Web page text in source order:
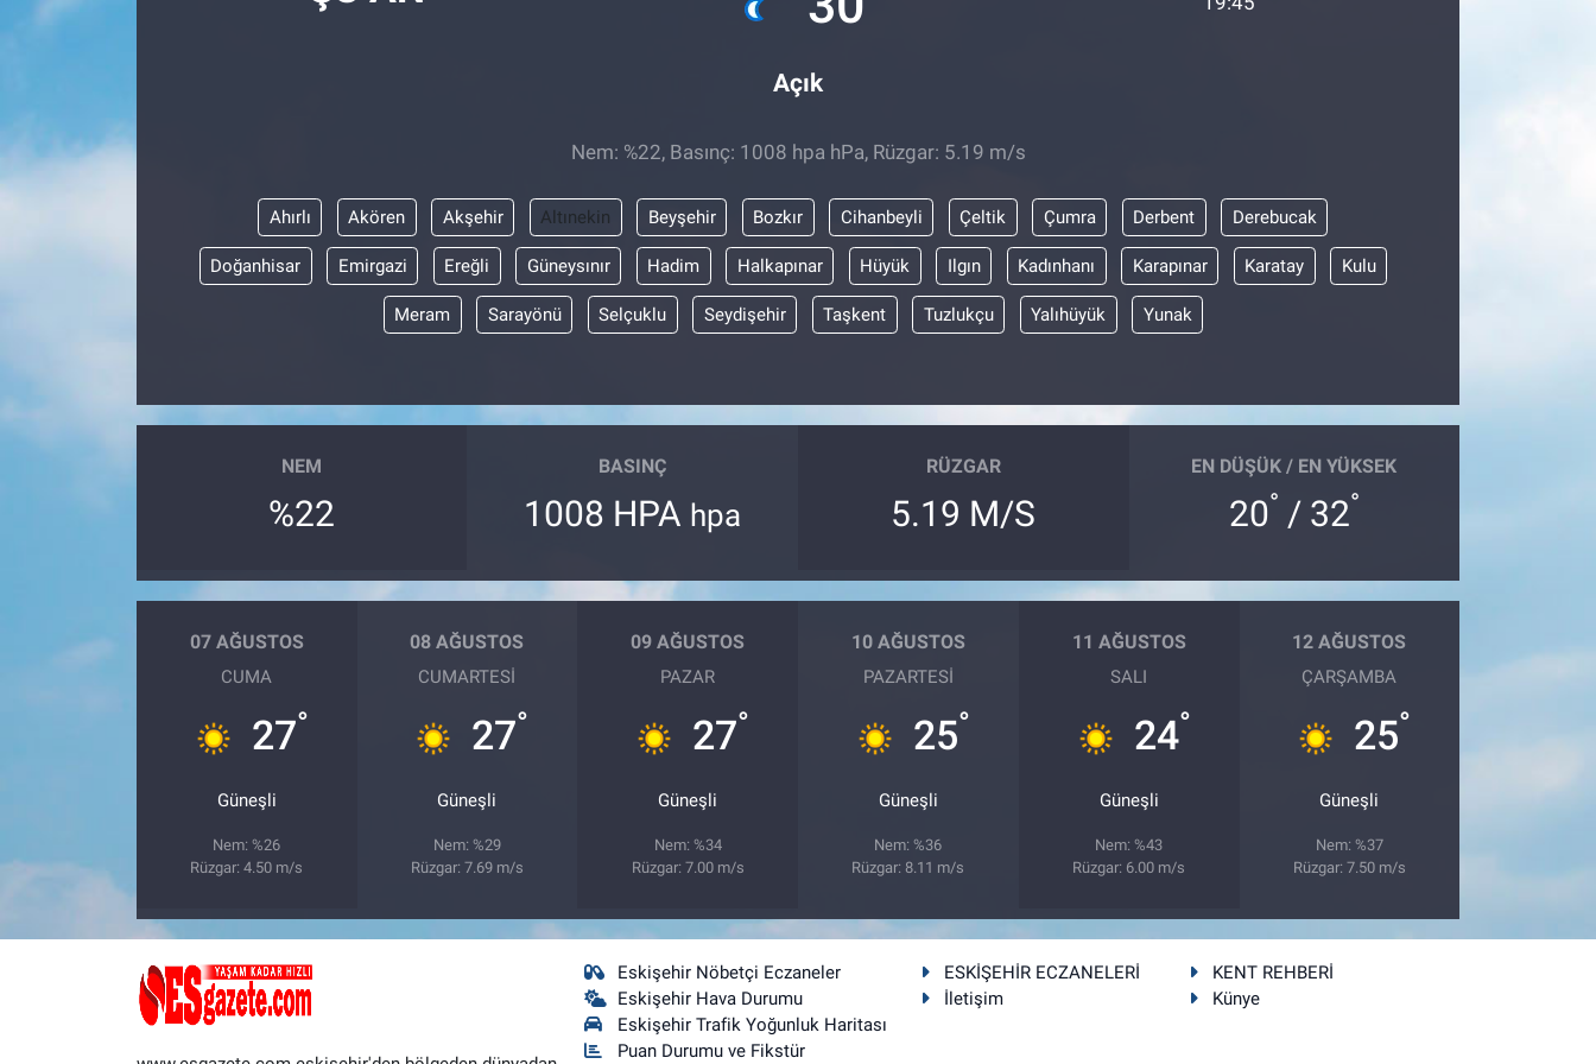
Açık
Nem: %22, Basınç: 1008 hpa hPa, Rüzgar: 5.19 m/s
Ahırlı Akören Akşehir Altınekin Beyşehir Bozkır Cihanbeyli Çeltik Çumra Derbent Derebucak
Doğanhisar Emirgazi Ereğli Güneysınır Hadim Halkapınar Hüyük Ilgın Kadınhanı Karapınar Karatay Kulu
Meram Sarayönü Selçuklu Seydişehir Taşkent Tuzlukçu Yalıhüyük Yunak
NEM
%22
BASINÇ
1008 HPA hpa
RÜZGAR
5.19 M/S
EN DÜŞÜK / EN YÜKSEK
20° / 32°
07 AĞUSTOS
CUMA
27°
Güneşli
Nem: %26
Rüzgar: 4.50 m/s
08 AĞUSTOS
CUMARTESI
27°
Güneşli
Nem: %29
Rüzgar: 7.69 m/s
09 AĞUSTOS
PAZAR
27°
Güneşli
Nem: %34
Rüzgar: 7.00 m/s
10 AĞUSTOS
PAZARTESI
25°
Güneşli
Nem: %36
Rüzgar: 8.11 m/s
11 AĞUSTOS
SALI
24°
Güneşli
Nem: %43
Rüzgar: 6.00 m/s
12 AĞUSTOS
ÇARŞAMBA
25°
Güneşli
Nem: %37
Rüzgar: 7.50 m/s
Eskişehir Nöbetçi Eczaneler
Eskişehir Hava Durumu
Eskişehir Trafik Yoğunluk Haritası
Puan Durumu ve Fikstür
ESKİŞEHİR ECZANELERİ
KENT REHBERİ
İletişim
Künye
Kütahya